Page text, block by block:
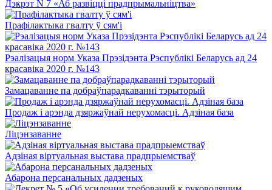
Дэкрэт N 7 «Аб развіцці прадпрымальніцтва»
Прафілактыка гвалту ў сям'і
Рэалізацыя норм Указа Прэзідэнта Рэспублікі Беларусь ад 24
красавіка 2020 г. №143
Замацаванне па добраўпарадкаванні тэрыторый
Продаж і арэнда дзяржаўнай нерухомасці. Адзіная база
Ліцэнзаванне
Адзіная віртуальная выстава прадпрыемстваў
Абарона персанальных дадзеных